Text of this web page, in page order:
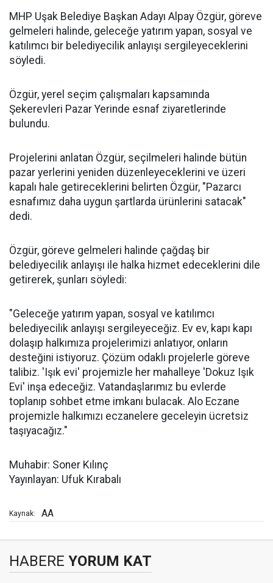
MHP Uşak Belediye Başkan Adayı Alpay Özgür, göreve
gelmeleri halinde, geleceğe yatırım yapan, sosyal ve
katılımcı bir belediyecilik anlayışı sergileyeceklerini
söyledi.
Özgür, yerel seçim çalışmaları kapsamında
Şekerevleri Pazar Yerinde esnaf ziyaretlerinde
bulundu.
Projelerini anlatan Özgür, seçilmeleri halinde bütün
pazar yerlerini yeniden düzenleyeceklerini ve üzeri
kapalı hale getireceklerini belirten Özgür, "Pazarcı
esnafımız daha uygun şartlarda ürünlerini satacak"
dedi.
Özgür, göreve gelmeleri halinde çağdaş bir
belediyecilik anlayışı ile halka hizmet edeceklerini dile
getirerek, şunları söyledi:
"Geleceğe yatırım yapan, sosyal ve katılımcı
belediyecilik anlayışı sergileyeceğiz. Ev ev, kapı kapı
dolaşıp halkımıza projelerimizi anlatıyor, onların
desteğini istiyoruz. Çözüm odaklı projelerle göreve
talibiz. 'Işık evi' projemizle her mahalleye 'Dokuz Işık
Evi' inşa edeceğiz. Vatandaşlarımız bu evlerde
toplanıp sohbet etme imkanı bulacak. Alo Eczane
projemizle halkımızı eczanelere geceleyin ücretsiz
taşıyacağız."
Muhabir: Soner Kılınç
Yayınlayan: Ufuk Kırabalı
Kaynak: AA
HABERE YORUM KAT